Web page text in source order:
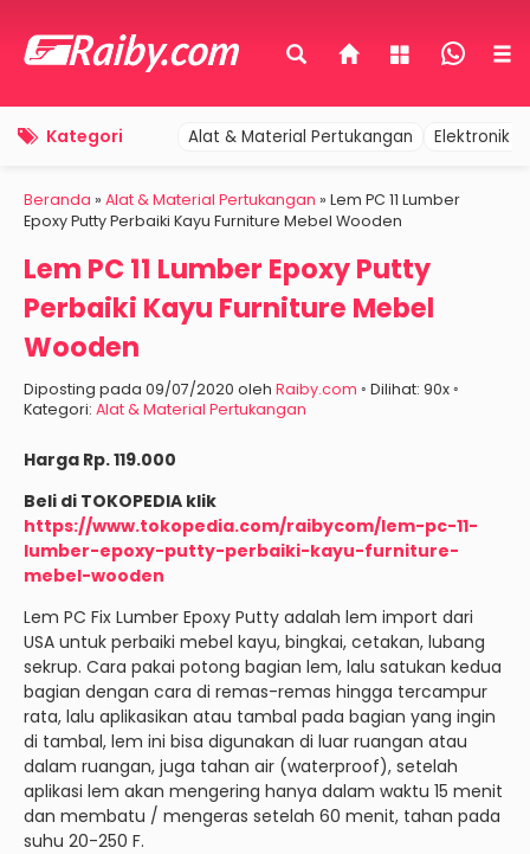
Kategori Alat & Material Pertukangan Elektronik
Beranda » Alat & Material Pertukangan » Lem PC 11 Lumber
Epoxy Putty Perbaiki Kayu Furniture Mebel Wooden
Lem PC 11 Lumber Epoxy Putty
Perbaiki Kayu Furniture Mebel
Wooden
Diposting pada 09/07/2020 oleh Raiby.com ◦ Dilihat: 90x ◦
Kategori: Alat & Material Pertukangan
Harga Rp. 119.000
Beli di TOKOPEDIA klik
https://www.tokopedia.com/raibycom/lem-pc-11-
lumber-epoxy-putty-perbaiki-kayu-furniture-
mebel-wooden
Lem PC Fix Lumber Epoxy Putty adalah lem import dari
USA untuk perbaiki mebel kayu, bingkai, cetakan, lubang
sekrup. Cara pakai potong bagian lem, lalu satukan kedua
bagian dengan cara di remas-remas hingga tercampur
rata, lalu aplikasikan atau tambal pada bagian yang ingin
di tambal, lem ini bisa digunakan di luar ruangan atau
dalam ruangan, juga tahan air (waterproof), setelah
aplikasi lem akan mengering hanya dalam waktu 15 menit
dan membatu / mengeras setelah 60 menit, tahan pada
suhu 20-250 F.